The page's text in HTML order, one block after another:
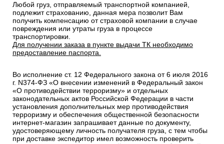
Любой груз, отправляемый транспортной компанией,
подлежит страхованию, данная мера позволит Вам
получить компенсацию от страховой компании в случае
повреждения или утраты груза в процессе
транспортировки.
Для получении заказа в пункте выдачи ТК необходимо
предоставление паспорта.
Во исполнение ст. 12 Федерального закона от 6 июля 2016
г. N374-ФЗ «О внесении изменений в Федеральный закон
«О противодействии терроризму» и отдельных
законодательных актов Российской Федерации в части
установления дополнительных мер противодействия
терроризму и обеспечения общественной безопасности
интернет-магазин запрашивает данные по документу,
удостоверяющему личность получателя груза, с тем чтобы
при доставке экспедитор имел возможность проверить